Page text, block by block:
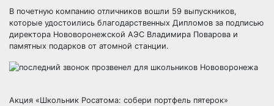
​В почетную компанию отличников вошли 59 выпускников,
которые удостоились благодарственных Дипломов за подписью
директора Нововоронежской АЭС Владимира Поварова и
памятных подарков от атомной станции.
​Акция «Школьник Росатома: собери портфель пятерок»